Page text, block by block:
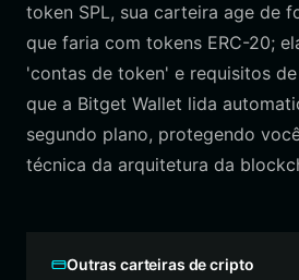
token SPL, sua carteira age de
que faria com tokens ERC-20;
'contas de token' e requisitos
que a Bitget Wallet lida
segundo plano, protegendo
técnica da arquitetura da
Outras carteiras de cripto